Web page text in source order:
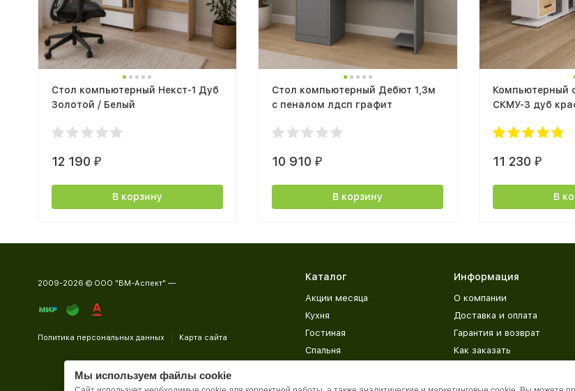
Стол компьютерный Некст-1 Дуб
Золотой / Белый
12 190 ₽
В корзину
Стол компьютерный Дебют 1,3м
с пеналом лдсп графит
10 910₽
В корзину
Компьютерный
СКМУ-3 дуб
11 230 ₽
В
2009-2026 © ООО "ВМ-Аспект" —
Политика персональных данных Карта сайта
Каталог
Акции месяца
Кухня
Гостиная
Спальня
Прихожая
Информация
О компании
Доставка и оплата
Гарантия и возврат
Как заказать
База знаний
Мы используем файлы cookie